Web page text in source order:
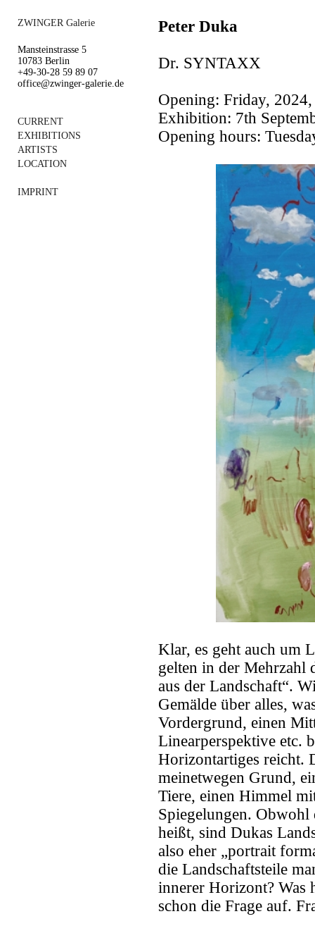
ZWINGER Galerie
Mansteinstrasse 5
10783 Berlin
+49-30-28 59 89 07
office@zwinger-galerie.de
CURRENT
EXHIBITIONS
ARTISTS
LOCATION
IMPRINT
Peter Duka
Dr. SYNTAXX
Opening: Friday,
Exhibition: 7th
Opening hours:
Klar, es geht auch um
gelten in der Mehrzahl
aus der Landschaft“.
Gemälde über alles,
Vordergrund, einen
Linearperspektive etc.
Horizontartiges reicht.
meinetwegen Grund,
Tiere, einen Himmel
Spiegelungen. Obwohl
heißt, sind Dukas
also eher „portrait
die Landschaftsteile
innerer Horizont? Was
schon die Frage auf.